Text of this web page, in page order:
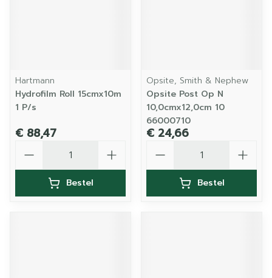
Hartmann
Hydrofilm Roll 15cmx10m
1 P/s
€ 88,47
Bestel
Opsite, Smith & Nephew
Opsite Post Op N
10,0cmx12,0cm 10
66000710
€ 24,66
Bestel